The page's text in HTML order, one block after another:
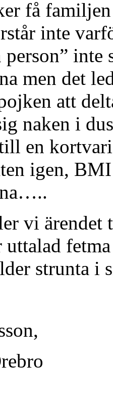
få
inte
person”
men det
att
naken i
en
igen,
vi ärendet
strunta i